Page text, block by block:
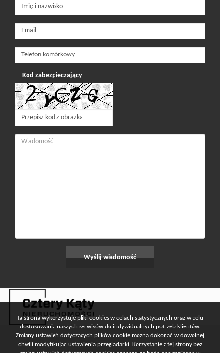
Kod zabezpieczający
Ta strona wykorzystuje pliki cookies w celach statystycznych oraz w celu
dostosowania naszych serwisów do indywidualnych potrzeb klientów.
Zmiany ustawień dotyczących plików cookie można dokonać w dowolnej
chwili modyfikując ustawienia przeglądarki. Korzystanie z tej strony bez